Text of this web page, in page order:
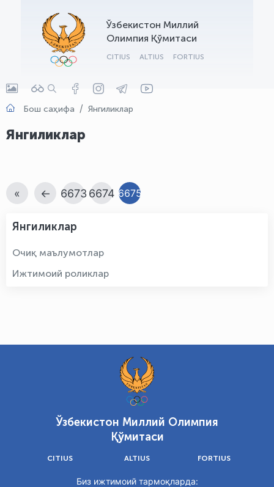
Ўзбекистон Миллий
Олимпия Қўмитаси
CITIUS ALTIUS FORTIUS
Бош саҳифа Янгиликлар
Янгиликлар
« ← 6673 6674 6675
Янгиликлар
Очиқ маълумотлар
Ижтимоий роликлар
Ўзбекистон Миллий Олимпия
Қўмитаси
CITIUS ALTIUS FORTIUS
Биз ижтимоий тармоқларда:
OLYMPCHIK AI - yordamchi
Онлайн · olympic.uz